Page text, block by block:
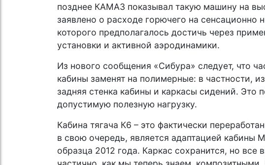
позднее КАМАЗ показывал такую машину на
заявлено о расходе горючего на сенсационно
которого предполагалось достичь через
установки и активной аэродинамики.
Из нового сообщения «Сибура» следует, что
кабины заменят на полимерные: в частности,
задняя стенка кабины и каркасы сидений. Это
допустимую полезную нагрузку.
Кабина тягача К6 – это фактически
в свою очередь, является адаптацией кабины
образца 2012 года. Каркас сохранится, но все